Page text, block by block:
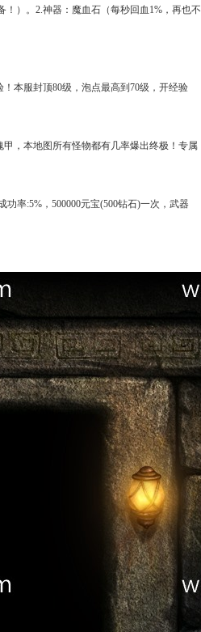
）。2.神器：魔血石（每秒回血1%，再也不
本服封顶80级，泡点最高到70级，开经验
，本地图所有怪物都有几率爆出终极！专属
率:5%，500000元宝(500钻石)一次，武器